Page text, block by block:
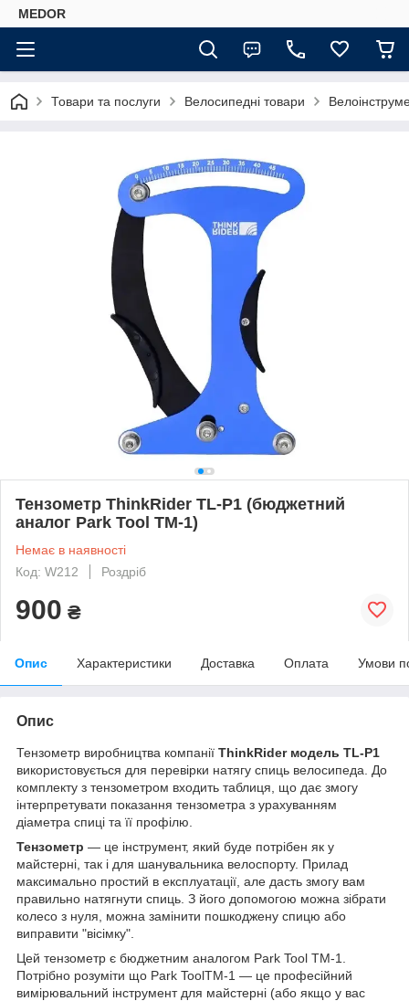
MEDOR
Товари та послуги Велосипедні товари
Тензометр ThinkRider TL-P1 (бюджетний
аналог Park Tool TM-1)
Немає в наявності
Код: W212
Роздріб
900 ₴
Опис Характеристики Доставка Оплата Умови
Опис
Тензометр виробництва компанії ThinkRider модель TL-P1
використовується для перевірки натягу спиць велосипеда. До
комплекту з тензометром входить таблиця, що дає змогу
інтерпретувати показання тензометра з урахуванням
діаметра спиці та її профілю.
Тензометр — це інструмент, який буде потрібен як у
майстерні, так і для шанувальника велоспорту. Прилад
максимально простий в експлуатації, але дасть змогу вам
правильно натягнути спиць. З його допомогою можна зібрати
колесо з нуля, можна замінити пошкоджену спицю або
виправити "вісімку".
Цей тензометр є бюджетним аналогом Park Tool TM-1.
Потрібно розуміти що Park ToolTM-1 — це професійний
вимірювальний інструмент для майстерні (або якщо у вас